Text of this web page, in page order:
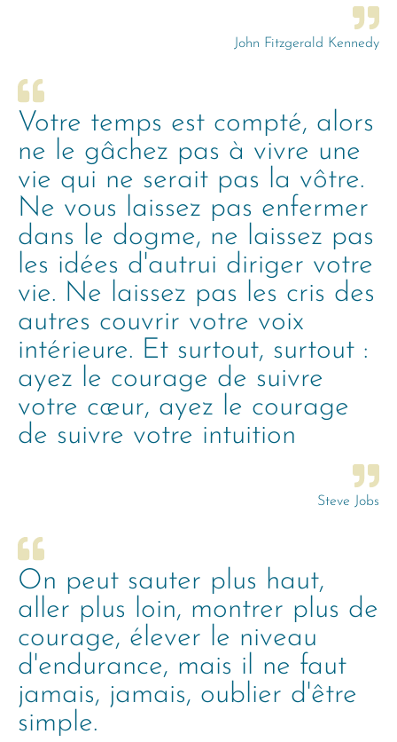
John Fitzgerald Kennedy
Votre temps est compté, alors
ne le gâchez pas à vivre une
vie qui ne serait pas la vôtre.
Ne vous laissez pas enfermer
dans le dogme, ne laissez pas
les idées d'autrui diriger votre
vie. Ne laissez pas les cris des
autres couvrir votre voix
intérieure. Et surtout, surtout :
ayez le courage de suivre
votre cœur, ayez le courage
de suivre votre intuition
Steve Jobs
On peut sauter plus haut,
aller plus loin, montrer plus de
courage, élever le niveau
d'endurance, mais il ne faut
jamais, jamais, oublier d'être
simple.